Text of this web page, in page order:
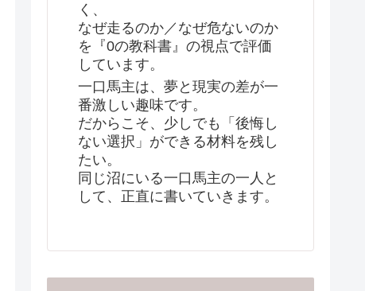
く、
なぜ走るのか／なぜ危ないのか
を『0の教科書』の視点で評価
しています。
一口馬主は、夢と現実の差が一
番激しい趣味です。
だからこそ、少しでも「後悔し
ない選択」ができる材料を残し
たい。
同じ沼にいる一口馬主の一人と
して、正直に書いていきます。